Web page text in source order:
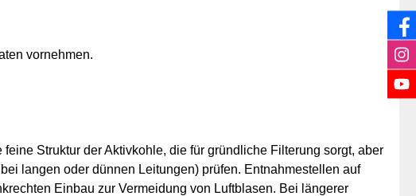
vornehmen.
Struktur der Aktivkohle, die für gründliche Filterung sorgt, aber
langen oder dünnen Leitungen) prüfen. Entnahmestellen auf
Einbau zur Vermeidung von Luftblasen. Bei längerer